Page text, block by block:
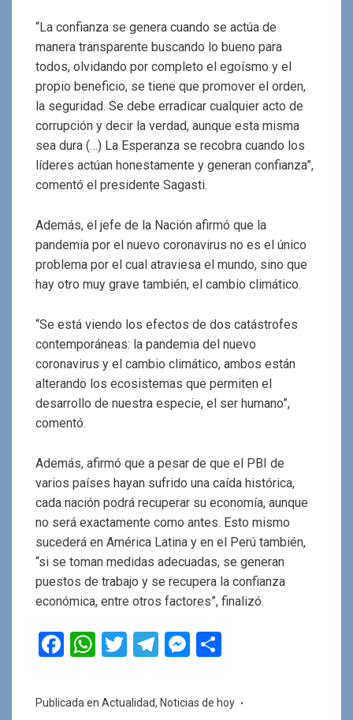
“La confianza se genera cuando se actúa de
manera transparente buscando lo bueno para
todos, olvidando por completo el egoísmo y el
propio beneficio, se tiene que promover el orden,
la seguridad. Se debe erradicar cualquier acto de
corrupción y decir la verdad, aunque esta misma
sea dura (…) La Esperanza se recobra cuando los
líderes actúan honestamente y generan confianza”,
comentó el presidente Sagasti.
Además, el jefe de la Nación afirmó que la
pandemia por el nuevo coronavirus no es el único
problema por el cual atraviesa el mundo, sino que
hay otro muy grave también, el cambio climático.
“Se está viendo los efectos de dos catástrofes
contemporáneas: la pandemia del nuevo
coronavirus y el cambio climático, ambos están
alterando los ecosistemas que permiten el
desarrollo de nuestra especie, el ser humano”,
comentó.
Además, afirmó que a pesar de que el PBI de
varios países hayan sufrido una caída histórica,
cada nación podrá recuperar su economía, aunque
no será exactamente como antes. Esto mismo
sucederá en América Latina y en el Perú también,
“si se toman medidas adecuadas, se generan
puestos de trabajo y se recupera la confianza
económica, entre otros factores”, finalizó.
F
ce
W
at
T
tt
T
e
M
se m
Publicada en Actualidad, Noticias de hoy